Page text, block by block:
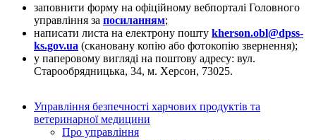
заповнити форму на офіційному вебпорталі Головного
управління за посиланням;
написати листа на електрону пошту kherson.obl@dpss-
ks.gov.ua (скановану копію або фотокопію звернення);
у паперовому вигляді на поштову адресу: вул.
Старообрядницька, 34, м. Херсон, 73025.
Управління безпечності харчових продуктів та
ветеринарної медицини
Про управління